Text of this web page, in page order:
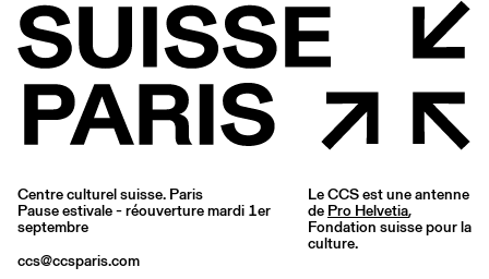
Centre culturel suisse. Paris
Pause estivale - réouverture mardi 1er
septembre
ccs@ccsparis.com
Le CCS est une antenne
de Pro Helvetia,
Fondation suisse pour la
culture.